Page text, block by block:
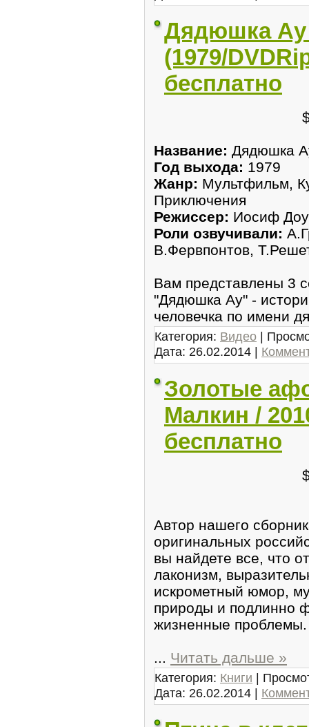
Дядюшка Ау
(1979/
бесплатно
Название: Дядюшка
Год выхода: 1979
Жанр: Мультфильм,
Приключения
Режиссер: Иосиф
Роли озвучивали:
В.Фервпонтов,
Вам представлены 3
"Дядюшка Ау" -
человечка по имени
Категория: Видео |
Дата: 26.02.2014 |
Золотые
Малкин /
бесплатно
Автор нашего
оригинальных
вы найдете все, что
лаконизм,
искрометный юмор,
природы и подлинно
жизненные проблемы.
... Читать дальше »
Категория: Книги |
Дата: 26.02.2014 |